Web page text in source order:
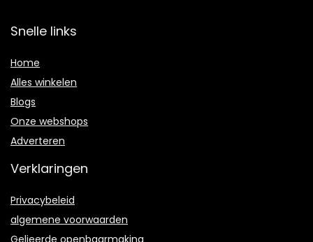
Snelle links
Home
Alles winkelen
Blogs
Onze webshops
Adverteren
Verklaringen
Privacybeleid
algemene voorwaarden